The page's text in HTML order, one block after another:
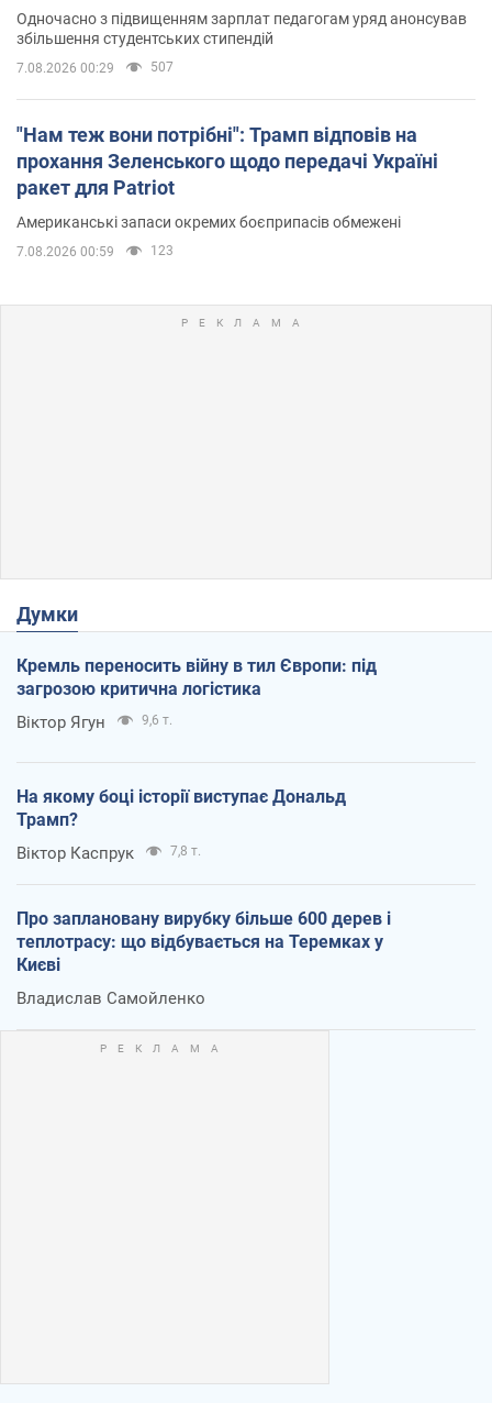
Одночасно з підвищенням зарплат педагогам уряд анонсував
збільшення студентських стипендій
7.08.2026 00:29 507
"Нам теж вони потрібні": Трамп відповів на
прохання Зеленського щодо передачі Україні
ракет для Patriot
Американські запаси окремих боєприпасів обмежені
7.08.2026 00:59 123
Думки
Кремль переносить війну в тил Європи: під
загрозою критична логістика
Віктор Ягун 9,6 т.
На якому боці історії виступає Дональд
Трамп?
Віктор Каспрук 7,8 т.
Про заплановану вирубку більше 600 дерев і
теплотрасу: що відбувається на Теремках у
Києві
Владислав Самойленко